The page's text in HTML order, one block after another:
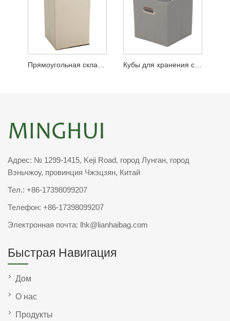
Адрес: № 1299-1415, Keji Road, город Лунган, город
Вэньчжоу, провинция Чжэцзян, Китай
Тел.: +86-17398099207
Телефон: +86-17398099207
Электронная почта: lhk@lianhaibag.com
Быстрая Навигация
Дом
О нас
Продукты